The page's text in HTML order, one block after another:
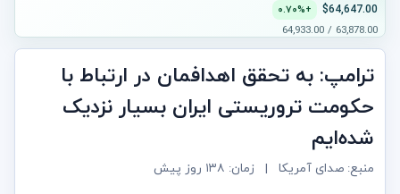
$64,647.00
+۰.۷۰%
63,878.00 / 64,933.00
ترامپ: به تحقق اهدافمان در ارتباط با
حکومت تروریستی ایران بسیار نزدیک‌
شده‌ایم
منبع: صدای آمریکا | زمان: ۱۳۸ روز پیش